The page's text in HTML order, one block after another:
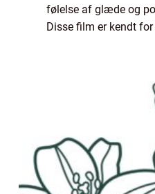
følelse af glæde og
Disse film er kendt